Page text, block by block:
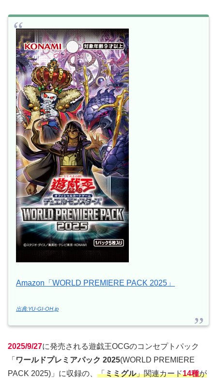
Amazon「WORLD PREMIERE PACK 2025」
出典:YU-GI-OH.jp
2025/9/27に発売される遊戯王OCGのコンセプトパック
「 ワールドプレミアパック 2025(WORLD PREMIERE
PACK 2025)」に収録の、 「ミミグル」関連カード14種が